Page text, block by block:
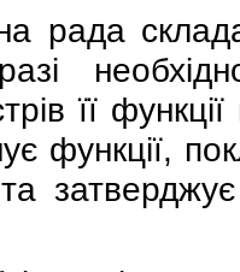
її
функцiї,